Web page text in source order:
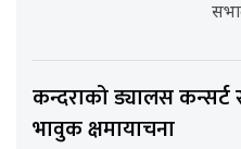
कन्दराको ड्यालस कन्सर्ट
भावुक क्षमायाचना